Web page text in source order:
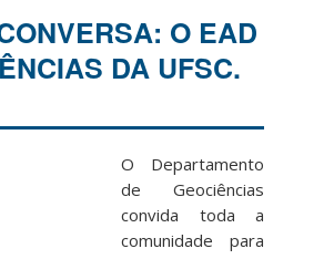
O EAD
DA UFSC.
O Departamento
de Geociências
convida toda a
comunidade para